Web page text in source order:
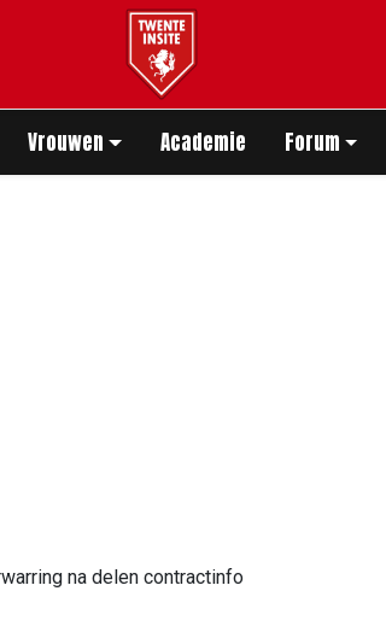
Vrouwen Academie Forum
na delen contractinfo